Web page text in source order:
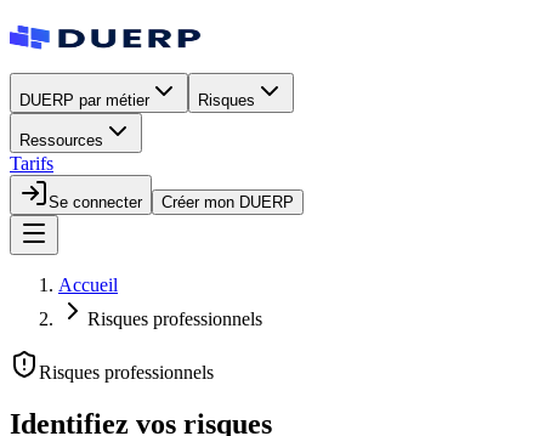
DUERP par métier Risques
Ressources
Tarifs
Se connecter Créer mon DUERP
Accueil
Risques professionnels
Risques professionnels
Identifiez vos risques